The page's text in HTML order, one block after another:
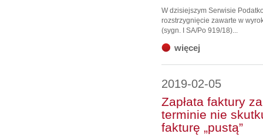
W dzisiejszym Serwisie
rozstrzygnięcie zawarte w
(sygn. I SA/Po 919/18)...
więcej
2019-02-05
Zapłata faktury
terminie nie
fakturę „pustą”